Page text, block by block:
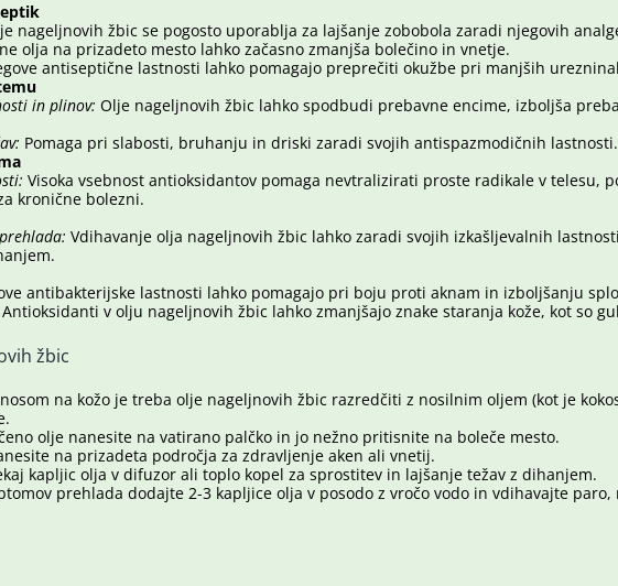
nageljnovih žbic se pogosto uporablja za lajšanje zobobola zaradi njegovih
olja na prizadeto mesto lahko začasno zmanjša bolečino in vnetje.
antiseptične lastnosti lahko pomagajo preprečiti okužbe pri manjših
in plinov: Olje nageljnovih žbic lahko spodbudi prebavne encime, izboljša
Pomaga pri slabosti, bruhanju in driski zaradi svojih antispazmodičnih lastnosti.
Visoka vsebnost antioksidantov pomaga nevtralizirati proste radikale v telesu,
kronične bolezni.
Vdihavanje olja nageljnovih žbic lahko zaradi svojih izkašljevalnih
antibakterijske lastnosti lahko pomagajo pri boju proti aknam in izboljšanju
Antioksidanti v olju nageljnovih žbic lahko zmanjšajo znake staranja kože, kot so
žbic
na kožo je treba olje nageljnovih žbic razredčiti z nosilnim oljem (kot je
olje nanesite na vatirano palčko in jo nežno pritisnite na boleče mesto.
na prizadeta področja za zdravljenje aken ali vnetij.
kapljic olja v difuzor ali toplo kopel za sprostitev in lajšanje težav z dihanjem.
prehlada dodajte 2-3 kapljice olja v posodo z vročo vodo in vdihavajte paro,